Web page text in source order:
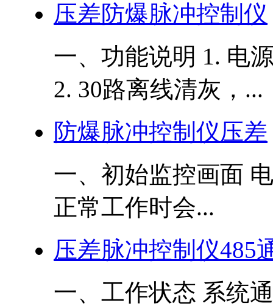
压差防爆脉冲控制仪
一、功能说明 1. 电
2. 30路离线清灰，...
防爆脉冲控制仪压差
一、初始监控画面
正常工作时会...
压差脉冲控制仪485
一、工作状态 系统